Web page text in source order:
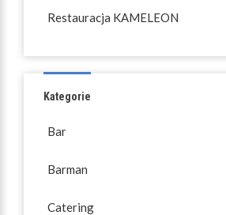
Restauracja KAMELEON
Kategorie
Bar
Barman
Catering